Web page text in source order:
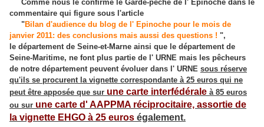
Comme nous le confirme le Garde-pêche de l' Epinoche dans le
commentaire qui figure sous l'article
"Bilan d'audience du blog de l' Epinoche pour le mois de
janvier 2011: des conclusions mais aussi des questions ! ",
le département de Seine-et-Marne ainsi que le département de
Seine-Maritime, ne font plus partie de l' URNE mais les pêcheurs
de notre département peuvent évoluer dans l' URNE sous réserve
qu'ils se procurent la vignette correspondante à 25 euros qui ne
peut être apposée que sur une carte interfédérale à 85 euros
ou sur une carte d' AAPPMA réciprocitaire, assortie de
la vignette EHGO à 25 euros également.